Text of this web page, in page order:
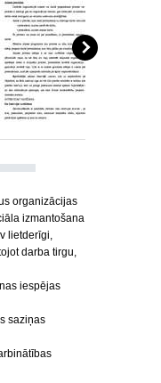
organizācijas
izmantošana
lietderīgi,
darba tirgu,
iespējas
saziņas